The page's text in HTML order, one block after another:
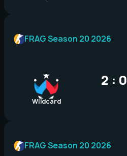
Wildcard
2 : 0
FRAG Season 20 2026
FRAG Season 20 2026